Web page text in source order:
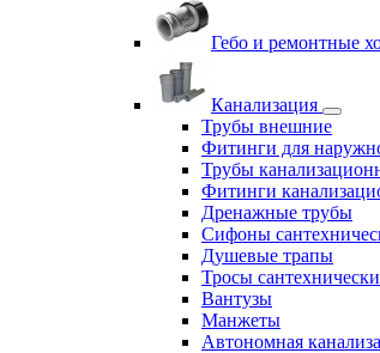
Гебо и ремонтные
Канализация
Трубы внешние
Фитинги для
Трубы
Фитинги
Дренажные трубы
Сифоны
Душевые трапы
Тросы
Вантузы
Манжеты
Автономная